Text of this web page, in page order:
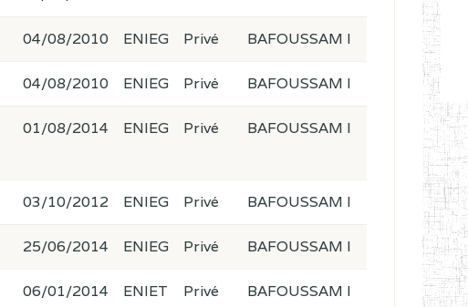
04/08/2010 ENIEG Privé BAFOUSSAM I
04/08/2010 ENIEG Privé BAFOUSSAM I
01/08/2014 ENIEG Privé BAFOUSSAM I
03/10/2012 ENIEG Privé BAFOUSSAM I
25/06/2014 ENIEG Privé BAFOUSSAM I
06/01/2014 ENIET Privé BAFOUSSAM I